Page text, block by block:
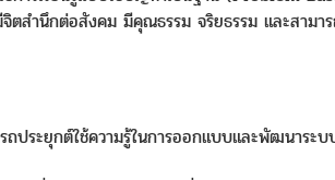
ตสำนึกต่อสังคม มีคุณธรรม จริยธรรม และสามา
ประยุกต์ใช้ความรู้ในการออกแบบและพัฒนาระบ